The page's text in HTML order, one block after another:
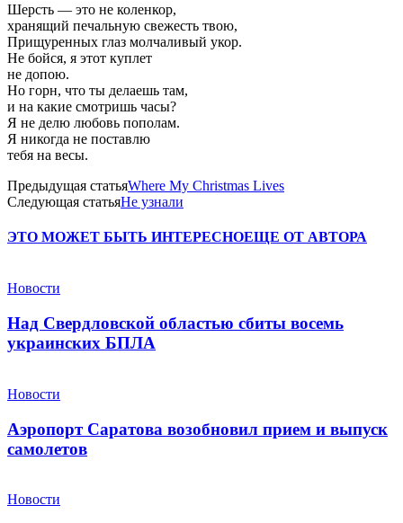
Шерсть — это не коленкор,
хранящий печальную свежесть твою,
Прищуренных глаз молчаливый укор.
Не бойся, я этот куплет
не допою.
Но горн, что ты делаешь там,
и на какие смотришь часы?
Я не делю любовь пополам.
Я никогда не пoставлю
тебя на весы.
Предыдущая статьяWhere My Christmas Lives
Следующая статьяНе узнали
ЭТО МОЖЕТ БЫТЬ ИНТЕРЕСНОЕЩЕ ОТ АВТОРА
Новости
Над Свердловской областью сбиты восемь
украинских БПЛА
Новости
Аэропорт Саратова возобновил прием и выпуск
самолетов
Новости